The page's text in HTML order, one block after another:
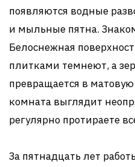
появляются водные
и мыльные пятна.
Белоснежная
плитками темнеют, а
превращается в
комната выглядит
регулярно протираете
За пятнадцать лет